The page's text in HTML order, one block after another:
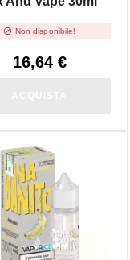
 Non disponibile!
16,64 €